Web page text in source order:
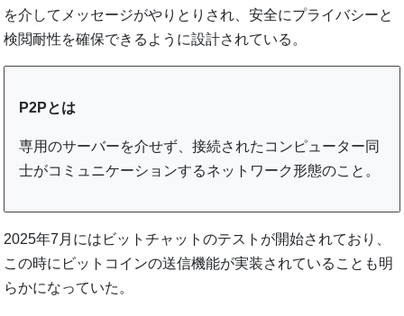
を介してメッセージがやりとりされ、安全にプライバシーと
検閲耐性を確保できるように設計されている。
P2Pとは
専用のサーバーを介せず、接続されたコンピューター同
士がコミュニケーションするネットワーク形態のこと。
2025年7月にはビットチャットのテストが開始されており、
この時にビットコインの送信機能が実装されていることも明
らかになっていた。